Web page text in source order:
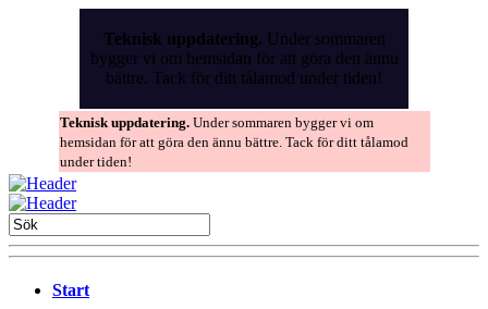
Teknisk uppdatering. Under sommaren
bygger vi om hemsidan för att göra den ännu
bättre. Tack för ditt tålamod under tiden!
Teknisk uppdatering. Under sommaren bygger vi om
hemsidan för att göra den ännu bättre. Tack för ditt tålamod
under tiden!
Start